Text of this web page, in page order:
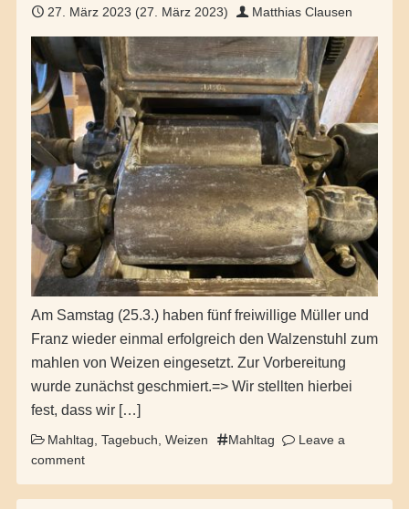
27. März 2023 (27. März 2023) Matthias Clausen
Am Samstag (25.3.) haben fünf freiwillige Müller und
Franz wieder einmal erfolgreich den Walzenstuhl zum
mahlen von Weizen eingesetzt. Zur Vorbereitung
wurde zunächst geschmiert.=> Wir stellten hierbei
fest, dass wir […]
Mahltag Tagebuch Weizen Mahltag
Leave a
comment